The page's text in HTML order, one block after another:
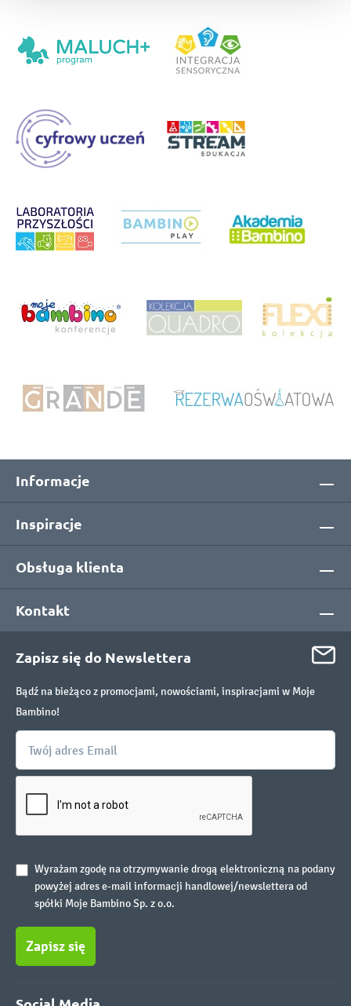
Informacje
Inspiracje
Obsługa klienta
Kontakt
Zapisz się do Newslettera
Bądź na bieżąco z promocjami, nowościami, inspiracjami w Moje
Bambino!
Wyrażam zgodę na otrzymywanie drogą elektroniczną na podany
powyżej adres e-mail informacji handlowej/newslettera od
spółki Moje Bambino Sp. z o.o.
Zapisz się